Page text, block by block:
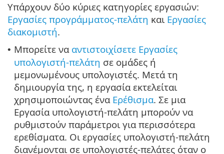
Υπάρχουν δύο κύριες κατηγορίες εργασιών:
Εργασίες προγράμματος-πελάτη και Εργασίες
διακομιστή.
• Μπορείτε να αντιστοιχίσετε Εργασίες
υπολογιστή-πελάτη σε ομάδες ή
μεμονωμένους υπολογιστές. Μετά τη
δημιουργία της, η εργασία εκτελείται
χρησιμοποιώντας ένα Ερέθισμα. Σε μια
Εργασία υπολογιστή-πελάτη μπορούν να
ρυθμιστούν παράμετροι για περισσότερα
ερεθίσματα. Οι εργασίες υπολογιστή-πελάτη
διανέμονται σε υπολογιστές-πελάτες όταν ο